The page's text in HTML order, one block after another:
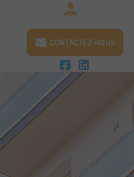
CONTACTEZ-NOUS